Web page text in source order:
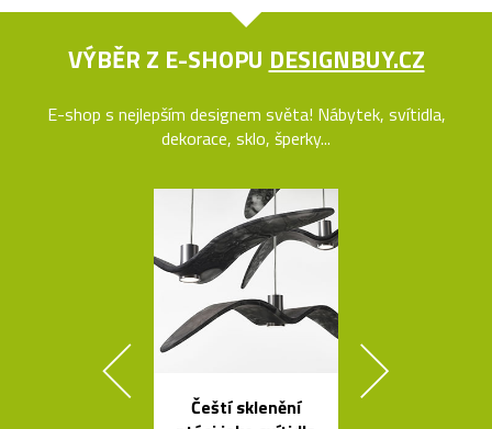
VÝBĚR Z E-SHOPU DESIGNBUY.CZ
E-shop s nejlepším designem světa! Nábytek, svítidla,
dekorace, sklo, šperky...
Čeští sklenění